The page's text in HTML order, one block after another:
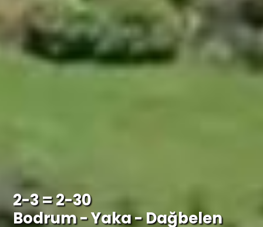
2-3 = 2-30
Bodrum - Yaka - Dağbelen